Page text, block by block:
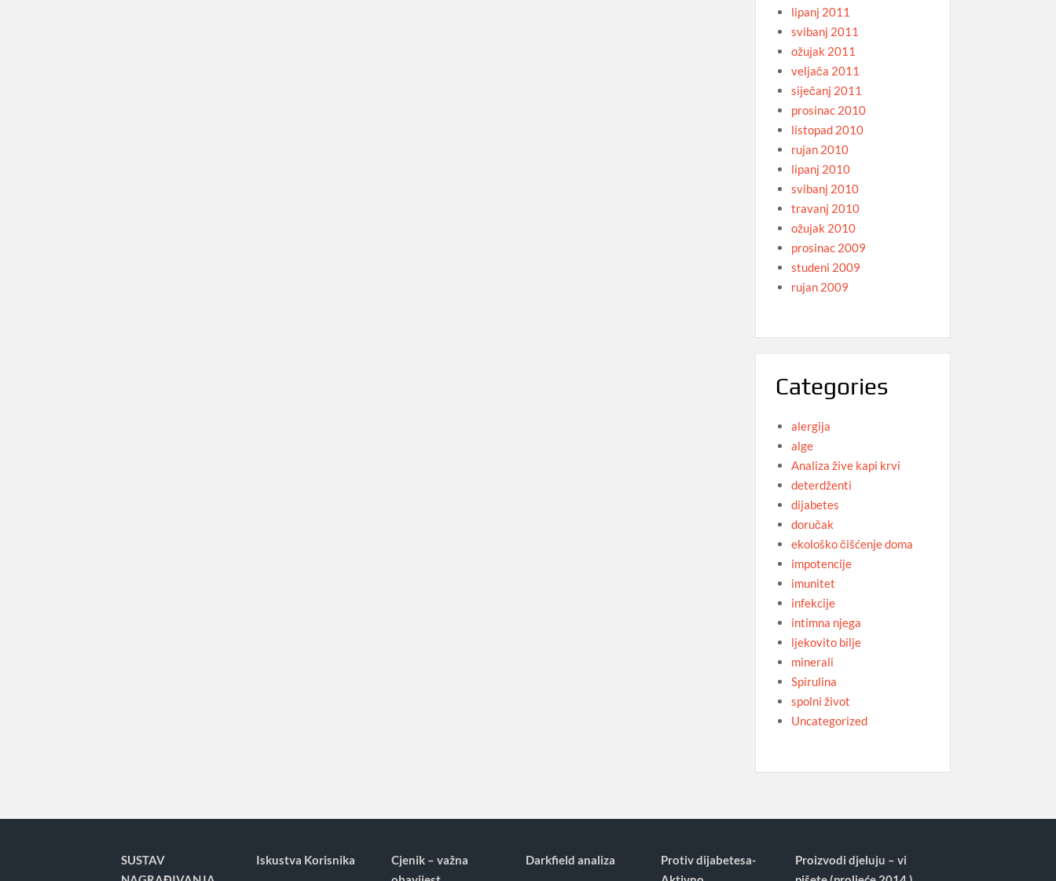
lipanj 2011
svibanj 2011
ožujak 2011
veljača 2011
siječanj 2011
prosinac 2010
listopad 2010
rujan 2010
lipanj 2010
svibanj 2010
travanj 2010
ožujak 2010
prosinac 2009
studeni 2009
rujan 2009
Categories
alergija
alge
Analiza žive kapi krvi
deterdženti
dijabetes
doručak
ekološko čišćenje doma
impotencije
imunitet
infekcije
intimna njega
ljekovito bilje
minerali
Spirulina
spolni život
Uncategorized
SUSTAV
Iskustva Korisnika
Cjenik – važna
Darkfield analiza
Protiv dijabetesa-
Proizvodi djeluju – vi